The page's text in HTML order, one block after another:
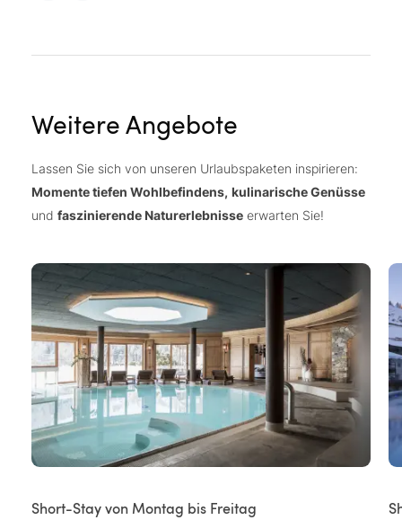
Weitere Angebote
Lassen Sie sich von unseren Urlaubspaketen inspirieren:
Momente tiefen Wohlbefindens, kulinarische Genüsse
und faszinierende Naturerlebnisse erwarten Sie!
Short-Stay von Montag bis Freitag